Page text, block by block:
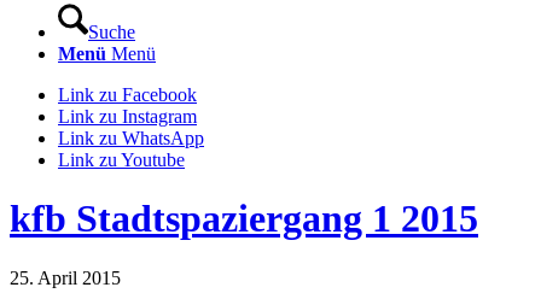
Suche
Menü Menü
Link zu Facebook
Link zu Instagram
Link zu WhatsApp
Link zu Youtube
kfb Stadtspaziergang 1 2015
25. April 2015